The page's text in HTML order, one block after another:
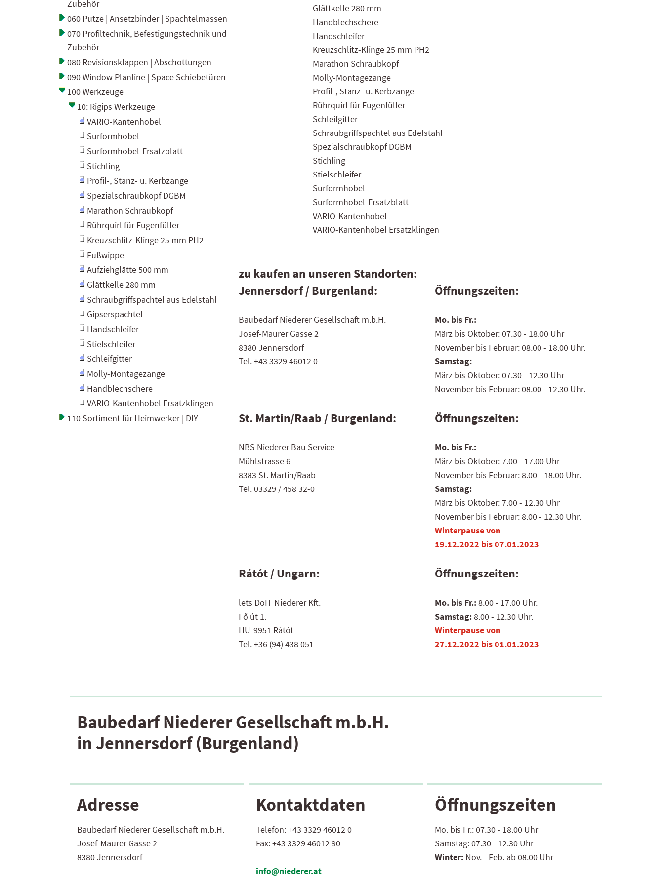
Zubehör
060 Putze | Ansetzbinder | Spachtelmassen
070 Profiltechnik, Befestigungstechnik und
Zubehör
080 Revisionsklappen | Abschottungen
090 Window Planline | Space Schiebetüren
100 Werkzeuge
10: Rigips Werkzeuge
VARIO-Kantenhobel
Surformhobel
Surformhobel-Ersatzblatt
Stichling
Profil-, Stanz- u. Kerbzange
Spezialschraubkopf DGBM
Marathon Schraubkopf
Rührquirl für Fugenfüller
Kreuzschlitz-Klinge 25 mm PH2
Fußwippe
Aufziehglätte 500 mm
Glättkelle 280 mm
Schraubgriffspachtel aus Edelstahl
Gipserspachtel
Handschleifer
Stielschleifer
Schleifgitter
Molly-Montagezange
Handblechschere
VARIO-Kantenhobel Ersatzklingen
110 Sortiment für Heimwerker | DIY
Glättkelle 280 mm
Handblechschere
Handschleifer
Kreuzschlitz-Klinge 25 mm PH2
Marathon Schraubkopf
Molly-Montagezange
Profil-, Stanz- u. Kerbzange
Rührquirl für Fugenfüller
Schleifgitter
Schraubgriffspachtel aus Edelstahl
Spezialschraubkopf DGBM
Stichling
Stielschleifer
Surformhobel
Surformhobel-Ersatzblatt
VARIO-Kantenhobel
VARIO-Kantenhobel Ersatzklingen
zu kaufen an unseren Standorten:
Jennersdorf / Burgenland:
Baubedarf Niederer Gesellschaft m.b.H.
Josef-Maurer Gasse 2
8380 Jennersdorf
Tel. +43 3329 46012 0
Öffnungszeiten:
Mo. bis Fr.:
März bis Oktober: 07.30 - 18.00 Uhr
November bis Februar: 08.00 - 18.00 Uhr.
Samstag:
März bis Oktober: 07.30 - 12.30 Uhr
November bis Februar: 08.00 - 12.30 Uhr.
St. Martin/Raab / Burgenland:
NBS Niederer Bau Service
Mühlstrasse 6
8383 St. Martin/Raab
Tel. 03329 / 458 32-0
Öffnungszeiten:
Mo. bis Fr.:
März bis Oktober: 7.00 - 17.00 Uhr
November bis Februar: 8.00 - 18.00 Uhr.
Samstag:
März bis Oktober: 7.00 - 12.30 Uhr
November bis Februar: 8.00 - 12.30 Uhr.
Winterpause von
19.12.2022 bis 07.01.2023
Rátót / Ungarn:
lets DoIT Niederer Kft.
Fő út 1.
HU-9951 Rátót
Tel. +36 (94) 438 051
Öffnungszeiten:
Mo. bis Fr.:8.00 - 17.00 Uhr.
Samstag:8.00 - 12.30 Uhr.
Winterpause von
27.12.2022 bis 01.01.2023
Baubedarf Niederer Gesellschaft m.b.H.
in Jennersdorf (Burgenland)
Adresse
Baubedarf Niederer Gesellschaft m.b.H.
Josef-Maurer Gasse 2
8380 Jennersdorf
Kontaktdaten
Telefon:+43 3329 46012 0
Fax:+43 3329 46012 90
info@niederer.at
Öffnungszeiten
Mo. bis Fr.:07.30 - 18.00 Uhr
Samstag:07.30 - 12.30 Uhr
Winter:Nov. - Feb. ab 08.00 Uhr